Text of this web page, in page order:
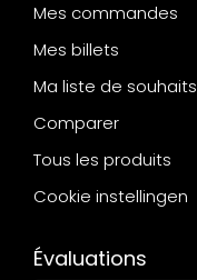
Mes commandes
Mes billets
Ma liste de souhaits
Comparer
Tous les produits
Cookie instellingen
Évaluations